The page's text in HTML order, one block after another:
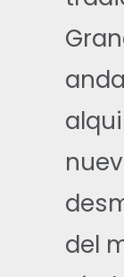
del